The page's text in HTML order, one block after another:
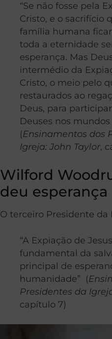
“Se não fosse pela
Cristo, e o sacrifício
família humana
toda a eternidade
esperança. Mas
intermédio da
Cristo, o meio pelo
restaurados ao
Deus, para
Deuses nos mundos
(Ensinamentos dos
Igreja: John Taylor,
Wilford
deu esperança
O terceiro Presidente da
“A Expiação de
fundamental da
principal de
humanidade” (
Presidentes da
capítulo 7)